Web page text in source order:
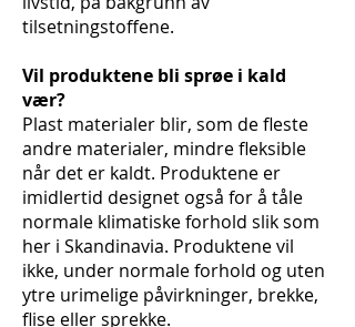
tilsetningstoffene.
Vil produktene bli sprøe i kald
vær?
Plast materialer blir, som de fleste
andre materialer, mindre fleksible
når det er kaldt. Produktene er
imidlertid designet også for å tåle
normale klimatiske forhold slik som
her i Skandinavia. Produktene vil
ikke, under normale forhold og uten
ytre urimelige påvirkninger, brekke,
flise eller sprekke.